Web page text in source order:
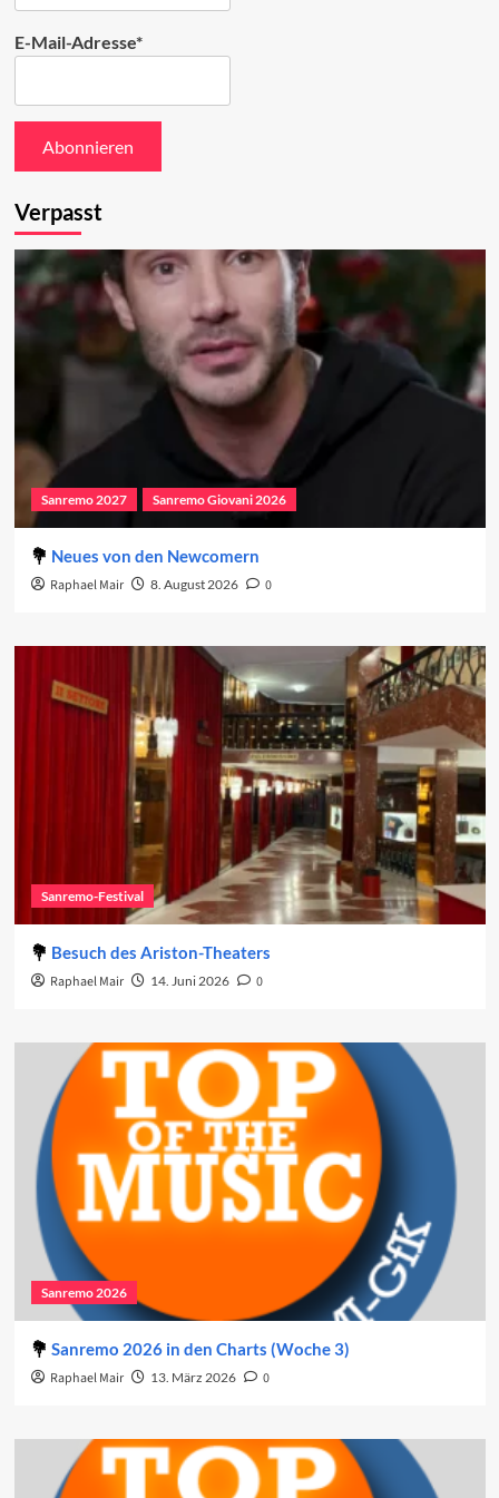
E-Mail-Adresse*
Verpasst
Sanremo 2027 Sanremo Giovani 2026
Neues von den Newcomern
Raphael Mair 8. August 2026 0
Sanremo-Festival
Besuch des Ariston-Theaters
Raphael Mair 14. Juni 2026 0
Sanremo 2026
Sanremo 2026 in den Charts (Woche 3)
Raphael Mair 13. März 2026 0